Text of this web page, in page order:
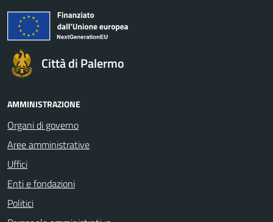
Città di Palermo
AMMINISTRAZIONE
Organi di governo
Aree amministrative
Uffici
Enti e fondazioni
Politici